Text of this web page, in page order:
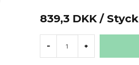
839,3 DKK / Styck
- +